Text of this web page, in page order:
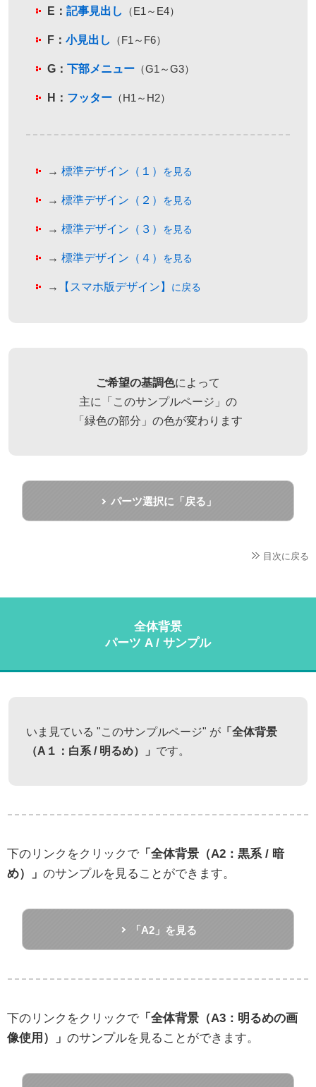
E： 記事見出し （E1～E4）
F： 小見出し （F1～F6）
G： 下部メニュー（G1～G3）
H： フッター（H1～H2）
→ 標準デザイン（１） を見る
→ 標準デザイン（２） を見る
→ 標準デザイン（３） を見る
→ 標準デザイン（４） を見る
→ 【スマホ版デザイン】 に戻る
ご希望の基調色によって
主に「このサンプルページ」の
「緑色の部分」の色が変わります
パーツ選択に「戻る」
目次に戻る
全体背景
パーツ A / サンプル
いま見ている "このサンプルページ" が「全体背景
（A１：白系 / 明るめ）」 です。
下のリンクをクリックで 「全体背景（A2：黒系 / 暗
め）」 のサンプルを見ることができます。
「A2」を見る
下のリンクをクリックで 「全体背景（A3：明るめの画
像使用）」 のサンプルを見ることができます。